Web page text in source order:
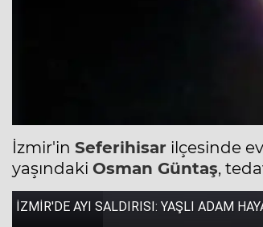
İzmir'in Seferihisar ilçesinde
yaşındaki Osman Güntaş,